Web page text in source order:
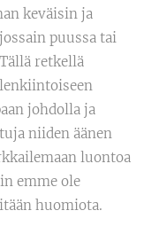
keväisin ja
puussa tai
retkellä
johdolla ja
niiden äänen
luontoa
emme ole
huomiota.